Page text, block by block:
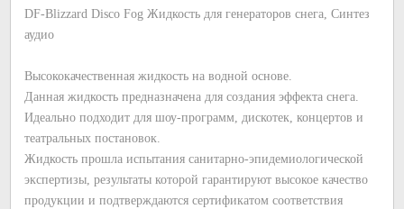
DF-Blizzard Disco Fog Жидкость для генераторов снега, Синтез
аудио
Высококачественная жидкость на водной основе.
Данная жидкость предназначена для создания эффекта снега.
Идеально подходит для шоу-программ, дискотек, концертов и
театральных постановок.
Жидкость прошла испытания санитарно-эпидемиологической
экспертизы, результаты которой гарантируют высокое качество
продукции и подтверждаются сертификатом соответствия